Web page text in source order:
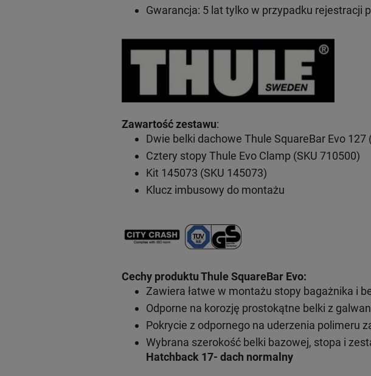
Gwarancja: 5 lat tylko w przypadku rejestracji
Zawartość zestawu:
Dwie belki dachowe Thule SquareBar Evo 127
Cztery stopy Thule Evo Clamp (SKU 710500)
Kit 145073 (SKU 145073)
Klucz imbusowy do montażu
Cechy produktu Thule SquareBar Evo:
Zawiera łatwe w montażu stopy bagażnika i
Odporne na korozję prostokątne belki z
Pokrycie z odpornego na uderzenia polimeru
Wybrana szerokość belki bazowej, stopa i
Hatchback 17- dach normalny